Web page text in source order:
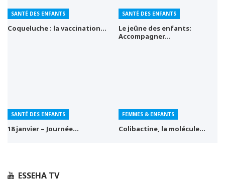
SANTÉ DES ENFANTS
Coqueluche : la vaccination…
SANTÉ DES ENFANTS
Le jeûne des enfants:
Accompagner…
SANTÉ DES ENFANTS
18 janvier – Journée…
FEMMES & ENFANTS
Colibactine, la molécule…
ESSEHA TV